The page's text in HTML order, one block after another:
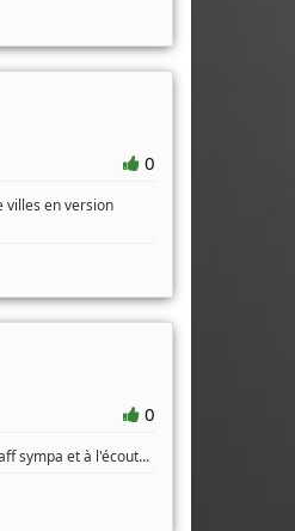
0
villes en version
0
sympa et à l'écout...